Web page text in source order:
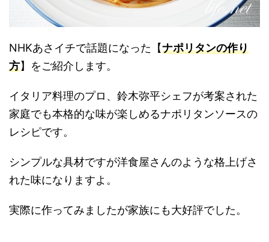
NHKあさイチで話題になった【ナポリタンの作り
方】をご紹介します。
イタリア料理のプロ、鈴木弥平シェフが考案された
家庭でも本格的な味が楽しめるナポリタンソースの
レシピです。
シンプルな具材ですが洋食屋さんのような格上げさ
れた味になりますよ。
実際に作ってみましたが家族にも大好評でした。